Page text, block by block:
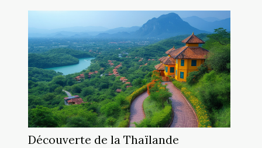
Découverte de la Thaïlande